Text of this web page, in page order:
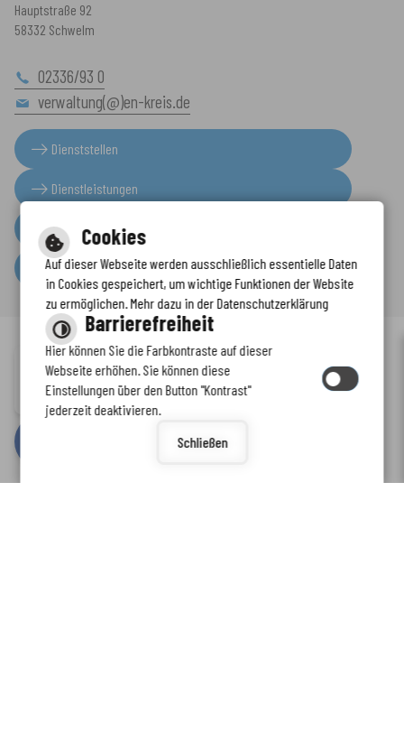
Hauptstraße 92
58332 Schwelm
02336/93 0
verwaltung(@)en-kreis.de
Dienststellen
Dienstleistungen
Presseinformationen
Serviceportal
Inhalt-Impressum-Datenschutzerklärung Kontaktformular -
Barrierefreiheit
bycm citymedia GmbH
Immer auf dem neuesten Stand
www.enkreis.de möchte Ihnen Benachrichtigungen senden
Cookies
Auf dieser Webseite werden ausschließlich essentielle Daten
in Cookies gespeichert, um wichtige Funktionen der Website
zu ermöglichen. Mehr dazu in der Datenschutzerklärung
Barrierefreiheit
Hier können Sie die Farbkontraste auf dieser
Webseite erhöhen. Sie können diese
Einstellungen über den Button "Kontrast"
jederzeit deaktivieren.
Schließen